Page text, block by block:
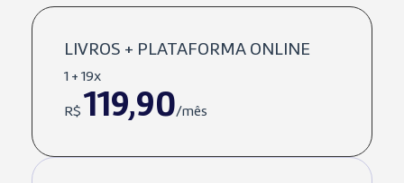
LIVROS + PLATAFORMA ONLINE
1 + 19x
R$ 119,90/mês